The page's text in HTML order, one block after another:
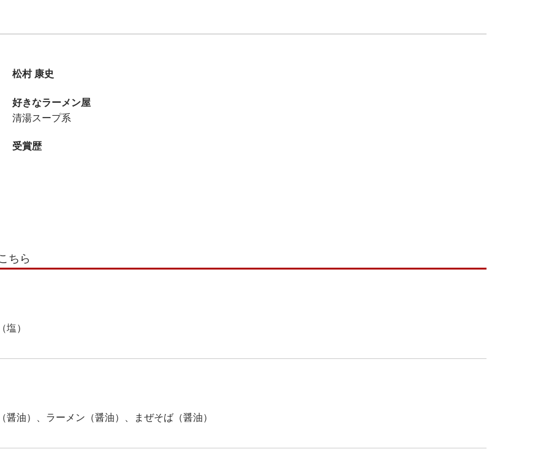
松村 康史
好きなラーメン屋
清湯スープ系
受賞歴
ちら
塩）
油）、ラーメン（醤油）、まぜそば（醤油）